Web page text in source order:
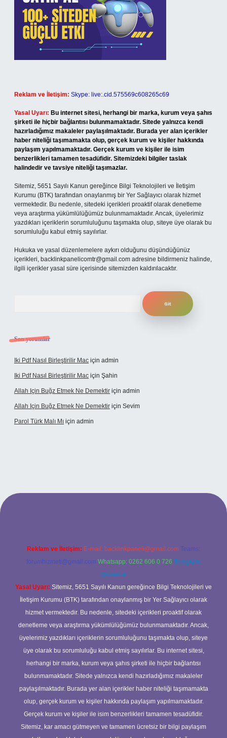
Reklam ve İletişim: Skype: live:.cid.575569c608265c69
Yasal Uyarı: Bu internet sitesi, herhangi bir marka, kurum veya şahıs
şirketi ile hiçbir bağlantısı bulunmamaktadır. Sitede yalnızca kendi
hazırladığımız makaleler paylaşılmaktadır. Burada yer alan içerikler
haber niteliği taşımamakta olup, gerçek kurum ve kişiler hakkında
paylaşım yapılmamaktadır. Gerçek kurum ve kişiler ile isim
benzerlikleri tamamen tesadüfidir. Sitemizdeki bilgiler taslak
halindedir ve tavsiye niteliği taşımazlar.
Sitemiz, 5651 Sayılı Kanun gereğince Bilgi Teknolojileri ve İletişim
Kurumu (BTK) tarafından onaylanmış bir Yer Sağlayıcı olarak hizmet
vermektedir. Bu nedenle, sitedeki içerikleri proaktif olarak denetleme
veya araştırma yükümlülüğümüz bulunmamaktadır. Ancak, üyelerimiz
yazdıkları içeriklerin sorumluluğunu taşımakta olup, siteye üye olarak bu
sorumluluğu kabul etmiş sayılırlar.
Hukuka ve yasal düzenlemelere aykırı olduğunu düşündüğünüz
içerikleri, backlinkpanelicomtr@gmail.com adresine bildirmeniz halinde,
ilgili içerikler yasal süre içerisinde sitemizden kaldırılacaktır.
Son yorumlar
Iki Pdf Nasıl Birleştirilir Mac için admin
Iki Pdf Nasıl Birleştirilir Mac için Şahin
Allah Için Buğz Etmek Ne Demektir için admin
Allah Için Buğz Etmek Ne Demektir için Sevim
Parol Türk Malı Mı için admin
Reklam ve İletişim: E-mail: backlinkpaneli@gmail.com Teams:
forumhizmeti@gmail.com Whatsapp: 0262 606 0 726 Telegram:
@karabul
Yasal Uyarı: Sitemiz, 5651 Sayılı Kanun gereğince Bilgi Teknolojileri ve
İletişim Kurumu (BTK) tarafından onaylanmış bir Yer Sağlayıcı olarak
hizmet vermektedir. Bu nedenle, sitedeki içerikleri proaktif olarak
denetleme veya araştırma yükümlülüğümüz bulunmamaktadır. Ancak,
üyelerimiz yazdıkları içeriklerin sorumluluğunu taşımakta olup, siteye
üye olarak bu sorumluluğu kabul etmiş sayılırlar. Bu internet sitesi,
herhangi bir marka, kurum veya şahıs şirketi ile hiçbir bağlantısı
bulunmamaktadır. Sitede yalnızca kendi hazırladığımız makaleler
paylaşılmaktadır. Burada yer alan içerikler haber niteliği taşımamakta
olup, gerçek kurum ve kişiler hakkında paylaşım yapılmamaktadır.
Gerçek kurum ve kişiler ile isim benzerlikleri tamamen tesadüfidir.
Sitemiz, kar amacı gütmeyen ve tamamen ücretsiz bir bilgi paylaşım